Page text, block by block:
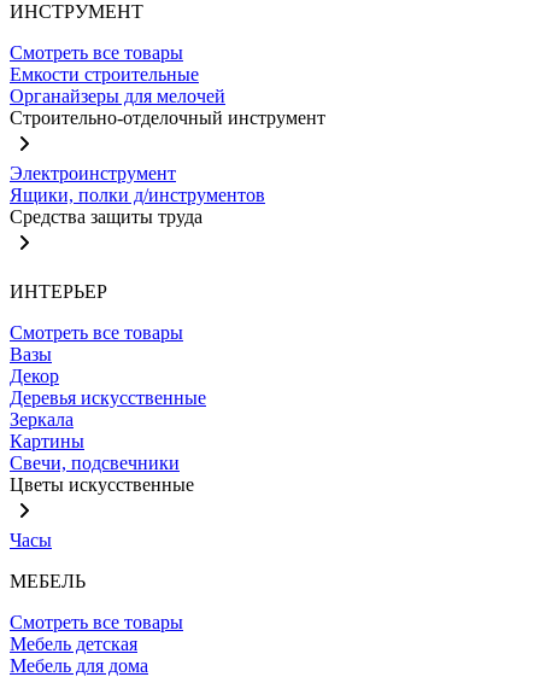
ИНСТРУМЕНТ
Смотреть все товары
Емкости строительные
Органайзеры для мелочей
Строительно-отделочный инструмент
Электроинструмент
Ящики, полки д/инструментов
Средства защиты труда
ИНТЕРЬЕР
Смотреть все товары
Вазы
Декор
Деревья искусственные
Зеркала
Картины
Свечи, подсвечники
Цветы искусственные
Часы
МЕБЕЛЬ
Смотреть все товары
Мебель детская
Мебель для дома